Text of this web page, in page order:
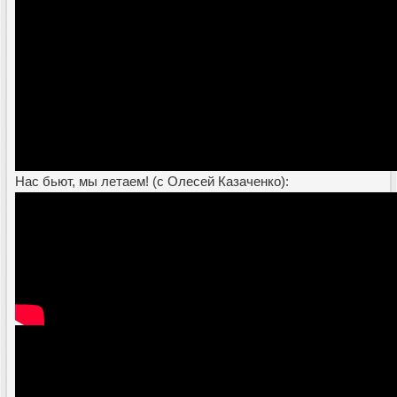
Нас бьют, мы летаем! (с Олесей Казаченко):